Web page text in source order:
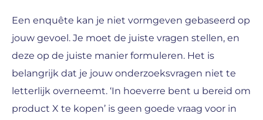
Een enquête kan je niet vormgeven gebaseerd op
jouw gevoel. Je moet de juiste vragen stellen, en
deze op de juiste manier formuleren. Het is
belangrijk dat je jouw onderzoeksvragen niet te
letterlijk overneemt. ‘In hoeverre bent u bereid om
product X te kopen’ is geen goede vraag voor in